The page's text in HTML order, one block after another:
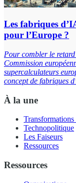
Les fabriques
pour l’Europe ?
Pour combler le
Commission
supercalculateurs
concept de fabriques
À la une
Transformations
Technopolitique
Les Faiseurs
Ressources
Ressources